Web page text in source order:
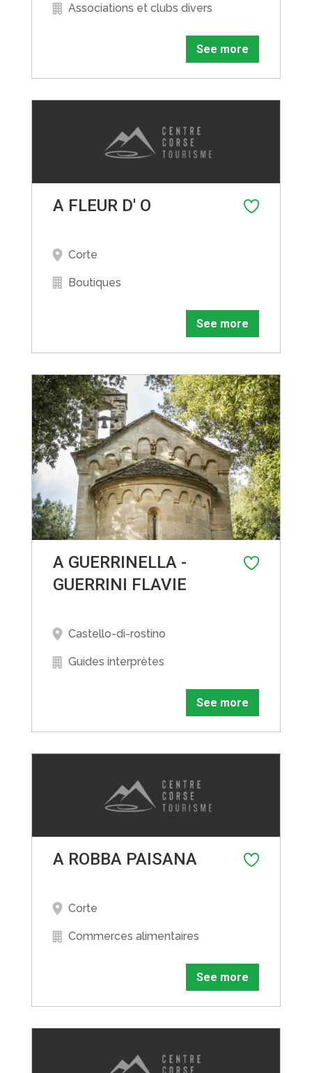
Associations et clubs divers
See more
A FLEUR D' O
Corte
Boutiques
See more
A GUERRINELLA -
GUERRINI FLAVIE
Castello-di-rostino
Guides interprètes
See more
A ROBBA PAISANA
Corte
Commerces alimentaires
See more